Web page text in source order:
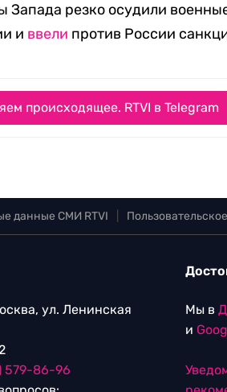
Запада резко осудили
и ввели против России
происходящее. RTVI в Telegram
данные СМИ RTVI
ул. Ленинская
579-86-96
Мы в
и